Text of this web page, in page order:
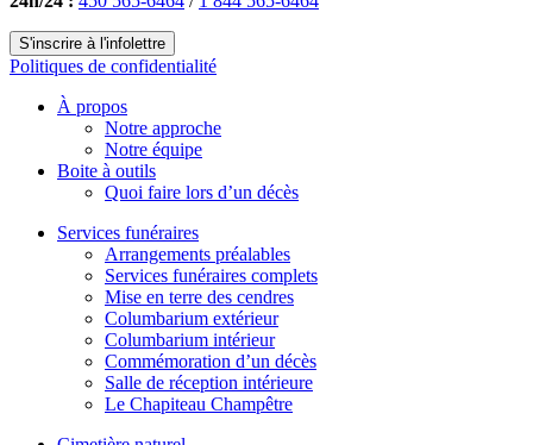
S'inscrire à l'infolettre
Politiques de confidentialité
À propos
Notre approche
Notre équipe
Boite à outils
Quoi faire lors d’un décès
Services funéraires
Arrangements préalables
Services funéraires complets
Mise en terre des cendres
Columbarium extérieur
Columbarium intérieur
Commémoration d’un décès
Salle de réception intérieure
Le Chapiteau Champêtre